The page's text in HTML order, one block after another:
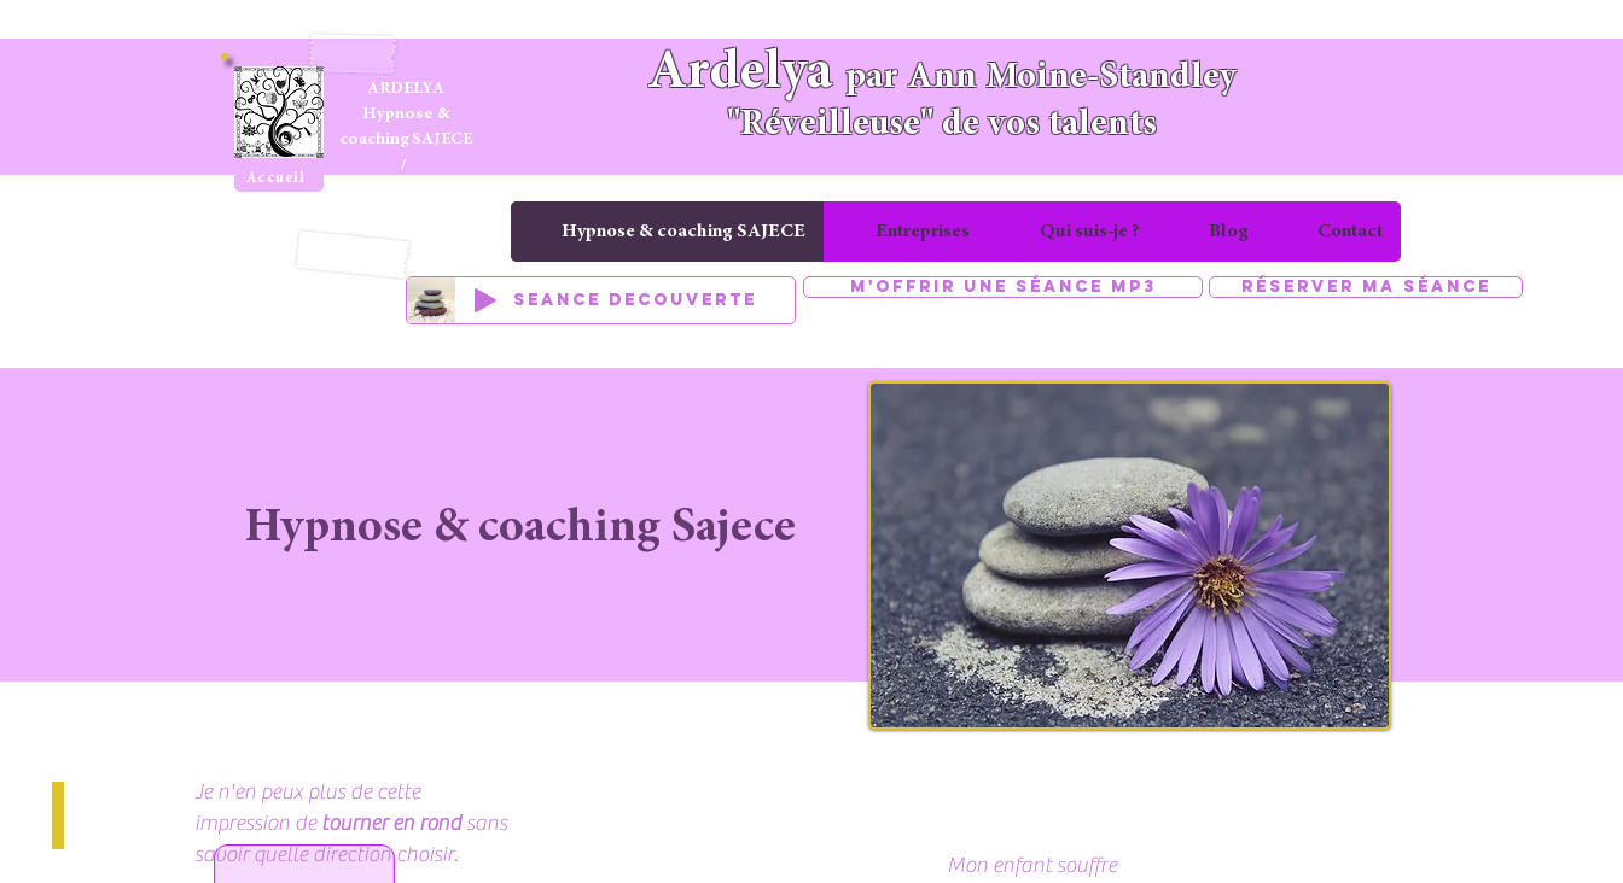
Ardelya par Ann Moine-Standley
"Réveilleuse" de vos talents
Accueil
ARDELYA
Hypnose &
coaching SAJECE
/
Hypnose & coaching SAJECE Entreprises Qui suis-je ? Blog Contact
Séance découverte
M'offrir une séance MP3 Réserver ma séance
Je n'en peux plus de cette
impression detourner en rondsans
savoir quelle direction choisir.
Mon enfant souffre
Hypnose & coaching Sajece